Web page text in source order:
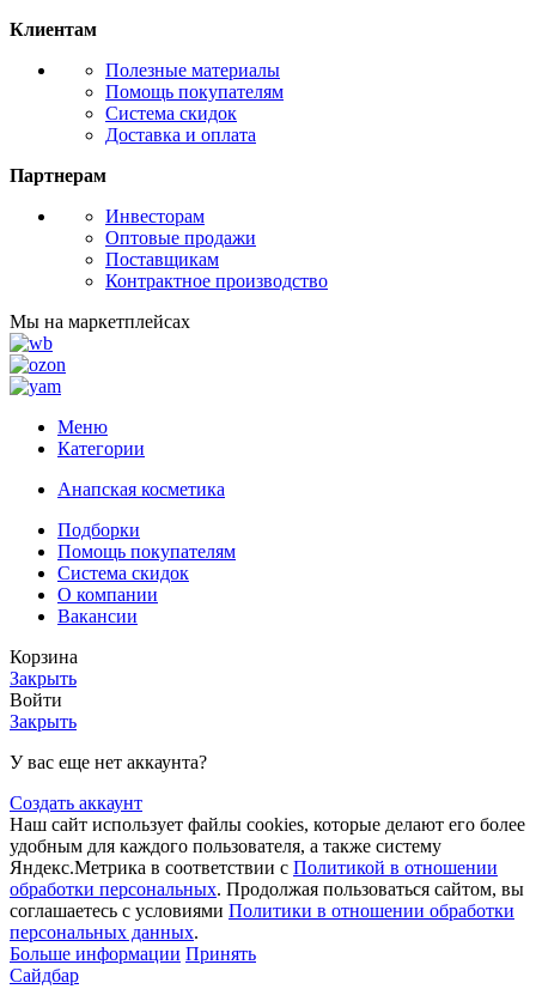
Клиентам
Полезные материалы
Помощь покупателям
Система скидок
Доставка и оплата
Партнерам
Инвесторам
Оптовые продажи
Поставщикам
Контрактное производство
Мы на маркетплейсах
Меню
Категории
Анапская косметика
Подборки
Помощь покупателям
Система скидок
О компании
Вакансии
Корзина
Закрыть
Войти
Закрыть
У вас еще нет аккаунта?
Создать аккаунт
Наш сайт использует файлы cookies, которые делают его более
удобным для каждого пользователя, а также систему
Яндекс.Метрика в соответствии с Политикой в отношении
обработки персональных. Продолжая пользоваться сайтом, вы
соглашаетесь с условиями Политики в отношении обработки
персональных данных.
Больше информации Принять
Сайдбар